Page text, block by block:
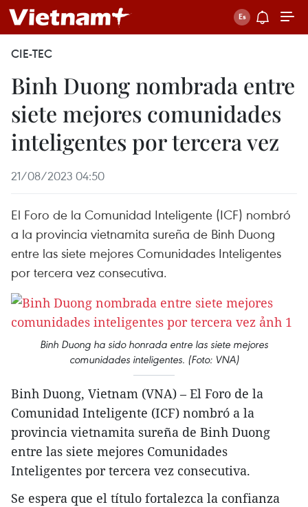
CIE-TEC
Binh Duong nombrada entre
siete mejores comunidades
inteligentes por tercera vez
21/08/2023 04:50
El Foro de la Comunidad Inteligente (ICF) nombró
a la provincia vietnamita sureña de Binh Duong
entre las siete mejores Comunidades Inteligentes
por tercera vez consecutiva.
Binh Duong ha sido honrada entre las siete mejores
comunidades inteligentes. (Foto: VNA)
Binh Duong, Vietnam (VNA) – El Foro de la
Comunidad Inteligente (ICF) nombró a la
provincia vietnamita sureña de Binh Duong
entre las siete mejores Comunidades
Inteligentes por tercera vez consecutiva.
Se espera que el título fortalezca la confianza